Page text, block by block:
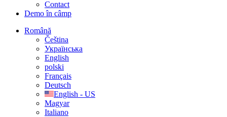
Contact
Demo în câmp
Română
Čeština
Українська
English
polski
Français
Deutsch
English - US
Magyar
Italiano